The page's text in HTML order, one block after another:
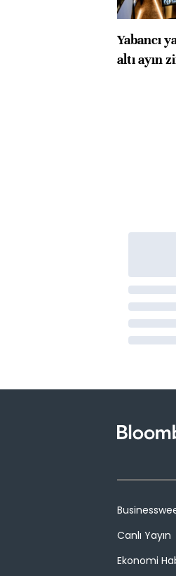
Yabancı
altı ayın
Canlı Yayın
Ekonomi